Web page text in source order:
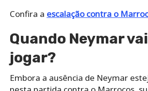
Confira a escalação contra o
Quando Neymar
jogar?
Embora a ausência de Neymar